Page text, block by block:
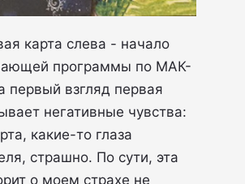
карта слева - начало
программы по МАК-
первый взгляд первая
негативные чувства:
какие-то глаза
страшно. По сути, эта
о моем страхе не